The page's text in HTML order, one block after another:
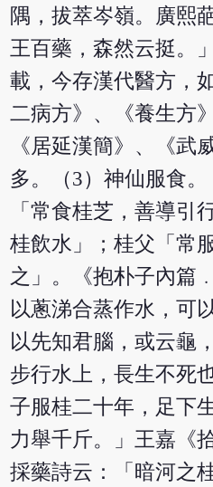
隅，拔萃岑嶺。廣熙
王百藥，森然云挺。
載，今存漢代醫方，
二病方》、《養生方
《居延漢簡》、《武
多。（3）神仙服食
「常食桂芝，善導引
桂飲水」；桂父「常
之」。《抱朴子內篇
以蔥涕合蒸作水，可
以先知君腦，或云龜
步行水上，長生不死
子服桂二十年，足下
力舉千斤。」王嘉《
採藥詩云：「暗河之